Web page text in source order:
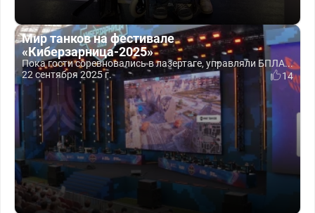
Мир танков на фестивале
«Киберзарница-2025»
Пока гости соревновались в лазертаге, управляли БПЛА...
22 сентября 2025 г.
14